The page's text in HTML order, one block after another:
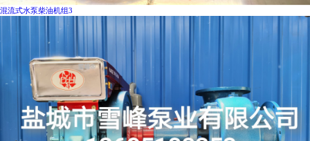
混流式水泵柴油机组3